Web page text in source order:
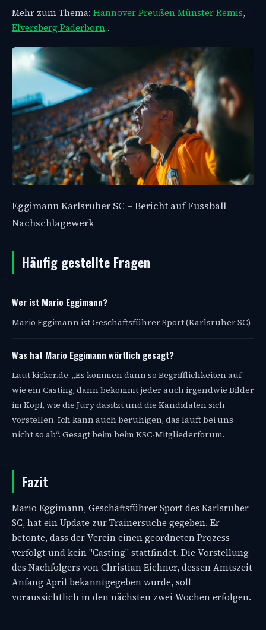
Mehr zum Thema: Hannover Preußen Münster Remis,
Elversberg Paderborn .
Eggimann Karlsruher SC – Bericht auf Fussball
Nachschlagewerk
Häufig gestellte Fragen
Wer ist Mario Eggimann?
Mario Eggimann ist Geschäftsführer Sport (Karlsruher SC).
Was hat Mario Eggimann wörtlich gesagt?
Laut kicker.de: „Es kommen dann so Begrifflichkeiten auf
wie ein Casting, dann bekommt jeder auch irgendwie Bilder
im Kopf, wie die Jury dasitzt und die Kandidaten sich
vorstellen. Ich kann auch beruhigen, das läuft bei uns
nicht so ab“. Gesagt beim beim KSC-Mitgliederforum.
Fazit
Mario Eggimann, Geschäftsführer Sport des Karlsruher
SC, hat ein Update zur Trainersuche gegeben. Er
betonte, dass der Verein einen geordneten Prozess
verfolgt und kein "Casting" stattfindet. Die Vorstellung
des Nachfolgers von Christian Eichner, dessen Amtszeit
Anfang April bekanntgegeben wurde, soll
voraussichtlich in den nächsten zwei Wochen erfolgen.